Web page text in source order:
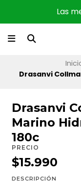
Las
Drasanvi
Drasanvi
Marino
180c
PRECIO
$15.990
DESCRIPCIÓN